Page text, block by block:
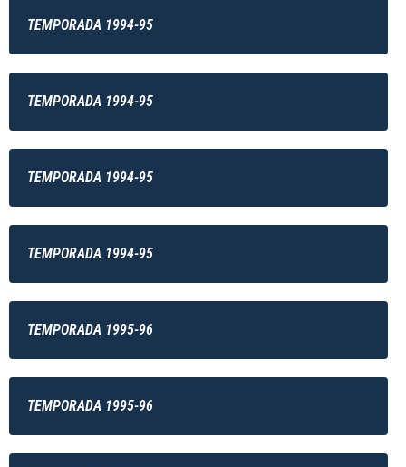
TEMPORADA 1994-95
TEMPORADA 1994-95
TEMPORADA 1994-95
TEMPORADA 1994-95
TEMPORADA 1995-96
TEMPORADA 1995-96